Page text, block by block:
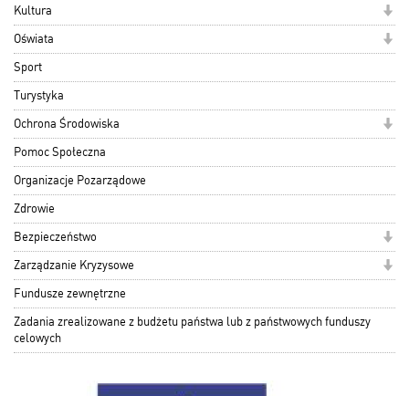
Kultura
Oświata
Sport
Turystyka
Ochrona Środowiska
Pomoc Społeczna
Organizacje Pozarządowe
Zdrowie
Bezpieczeństwo
Zarządzanie Kryzysowe
Fundusze zewnętrzne
Zadania zrealizowane z budżetu państwa lub z państwowych funduszy
celowych